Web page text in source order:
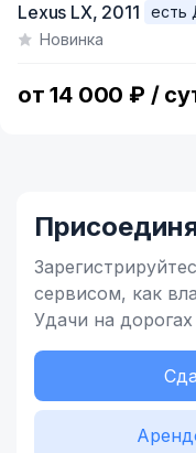
of
Lexus LX, 2011
есть
Новинка
от 14 000 ₽ /
сервисом, как
Удачи на дорогах